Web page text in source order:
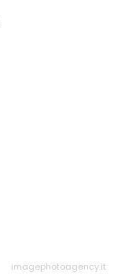
imagephotoagency.it